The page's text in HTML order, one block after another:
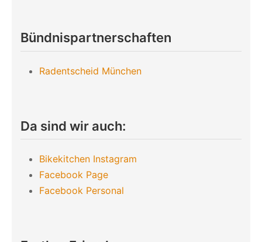
Bündnispartnerschaften
Radentscheid München
Da sind wir auch:
Bikekitchen Instagram
Facebook Page
Facebook Personal